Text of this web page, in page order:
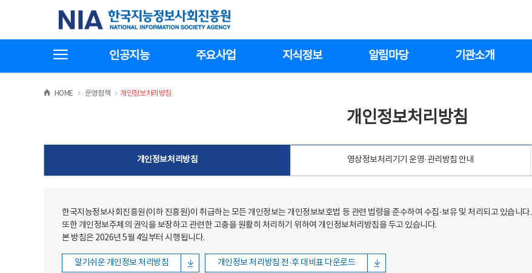
한국지능정보사회진흥원
인공지능 주요사업 지식정보 알림마당 기관소개
HOME >운영정책 >
개인정보처리방침
개인정보처리방침
개인정보처리방침 영상정보처리기기 운영·관리방침 안내
한국지능정보사회진흥원(이하 진흥원)이 취급하는 모든 개인정보는 개인정보보호법 등 관련 법령을 준수하여 수집·보유 및 처리되고 있습니다.
또한 개인정보주체의 권익을 보장하고 관련한 고충을 원활히 처리하기 위하여 개인정보처리방침을 두고 있습니다.
본 방침은 2026년 5월 4일부터 시행됩니다.
알기쉬운 개인정보 처리방침 개인정보 처리방침 전·후 대비표 다운로드